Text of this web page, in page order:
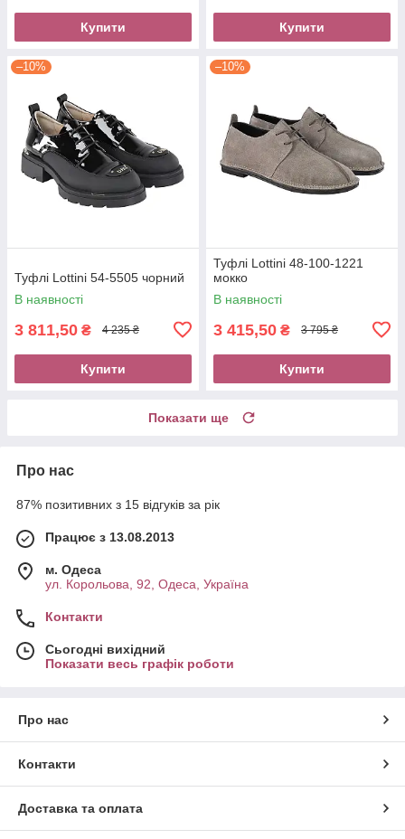
Купити Купити
–10%
Туфлі Lottini 54-5505 чорний
В наявності
3 811,50 ₴ 4 235 ₴
Купити
–10%
Туфлі Lottini 48-100-1221
мокко
В наявності
3 415,50 ₴ 3 795 ₴
Купити
Показати ще
Про нас
87% позитивних з 15 відгуків за рік
Працює з 13.08.2013
м. Одеса
ул. Корольова, 92, Одеса, Україна
Контакти
Сьогодні вихідний
Показати весь графік роботи
Про нас
Контакти
Доставка та оплата